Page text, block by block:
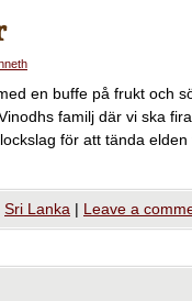
en buffe på frukt och
familj där vi ska
för att tända elden
Sri Lanka | Leave a